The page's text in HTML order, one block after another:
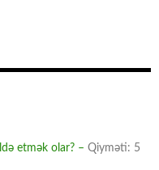
etmək olar? – Qiyməti: 5